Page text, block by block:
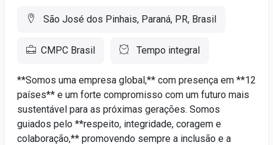
São José dos Pinhais, Paraná, PR, Brasil
CMPC Brasil Tempo integral
**Somos uma empresa global,** com presença em **12
países** e um forte compromisso com um futuro mais
sustentável para as próximas gerações. Somos
guiados pelo **respeito, integridade, coragem e
colaboração,** promovendo sempre a inclusão e a